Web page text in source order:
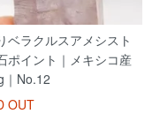
ベラクルスアメシスト
ポイント｜メキシコ産
｜No.12
OUT